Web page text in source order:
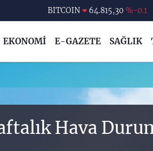
BITCOIN 64.815,30 %-0.1
EURO
55,2510 %0.32
STERLİN
64,4811 %0.38
BİST100
13.779
EKONOMİ E-GAZETE SAĞLIK
Hava